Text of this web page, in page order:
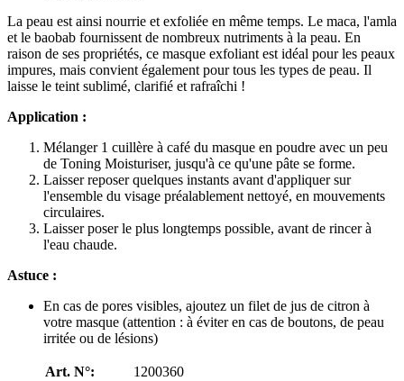
La peau est ainsi nourrie et exfoliée en même temps. Le maca, l'amla
et le baobab fournissent de nombreux nutriments à la peau. En
raison de ses propriétés, ce masque exfoliant est idéal pour les peaux
impures, mais convient également pour tous les types de peau. Il
laisse le teint sublimé, clarifié et rafraîchi !
Application :
Mélanger 1 cuillère à café du masque en poudre avec un peu
de Toning Moisturiser, jusqu'à ce qu'une pâte se forme.
Laisser reposer quelques instants avant d'appliquer sur
l'ensemble du visage préalablement nettoyé, en mouvements
circulaires.
Laisser poser le plus longtemps possible, avant de rincer à
l'eau chaude.
Astuce :
En cas de pores visibles, ajoutez un filet de jus de citron à
votre masque (attention : à éviter en cas de boutons, de peau
irritée ou de lésions)
Art. N°:
1200360